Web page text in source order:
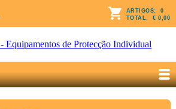
ARTIGOS: 0
TOTAL: € 0,00